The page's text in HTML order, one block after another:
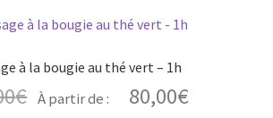
Les
peuvent
être
à la bougie au thé vert – 1h
€ À partir de : 80,00€